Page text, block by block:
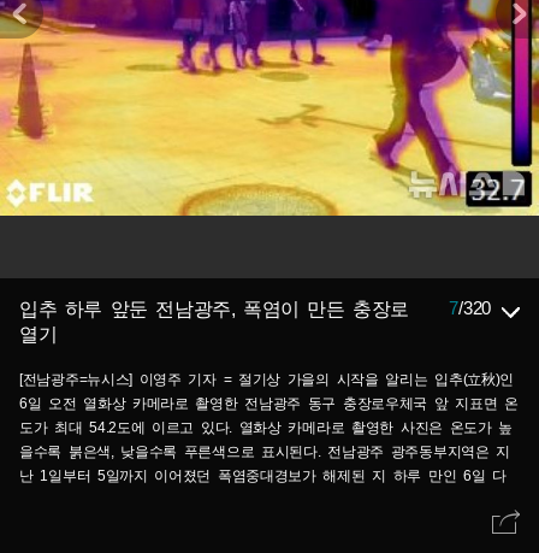
입추 하루 앞둔 전남광주, 폭염이 만든 충장로
열기
7/320
[전남광주=뉴시스] 이영주 기자 = 절기상 가을의 시작을 알리는 입추(立秋)인
6일 오전 열화상 카메라로 촬영한 전남광주 동구 충장로우체국 앞 지표면 온
도가 최대 54.2도에 이르고 있다. 열화상 카메라로 촬영한 사진은 온도가 높
을수록 붉은색, 낮을수록 푸른색으로 표시된다. 전남광주 광주동부지역은 지
난 1일부터 5일까지 이어졌던 폭염중대경보가 해제된 지 하루 만인 6일 다